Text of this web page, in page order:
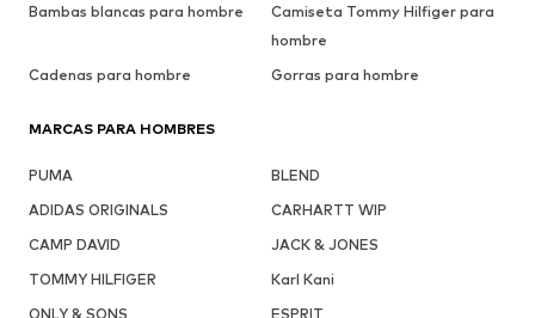
Bambas blancas para hombre
Camiseta Tommy Hilfiger para
hombre
Cadenas para hombre
Gorras para hombre
MARCAS PARA HOMBRES
PUMA
BLEND
ADIDAS ORIGINALS
CARHARTT WIP
CAMP DAVID
JACK & JONES
TOMMY HILFIGER
Karl Kani
ONLY & SONS
ESPRIT